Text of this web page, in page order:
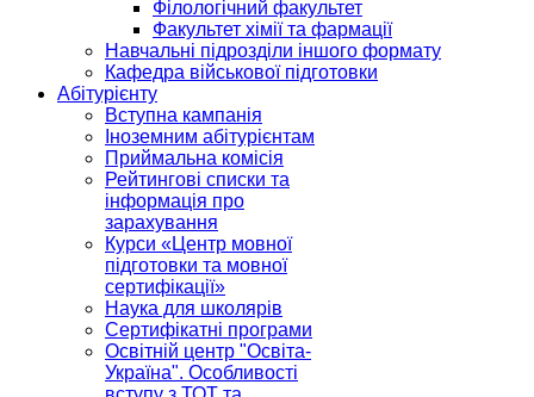
Філологічний факультет
Факультет хімії та фармації
Навчальні підрозділи іншого формату
Кафедра військової підготовки
Абітурієнту
Вступна кампанія
Іноземним абітурієнтам
Приймальна комісія
Рейтингові списки та
інформація про
зарахування
Курси «Центр мовної
підготовки та мовної
сертифікації»
Наука для школярів
Сертифікатні програми
Освітній центр "Освіта-
Україна". Особливості